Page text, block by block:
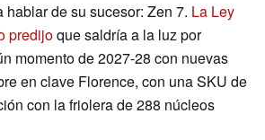
hablar de su sucesor: Zen 7. La Ley
predijoque saldría a la luz por
momento de 2027-28 con nuevas
en clave Florence, con una SKU de
con la friolera de 288 núcleos